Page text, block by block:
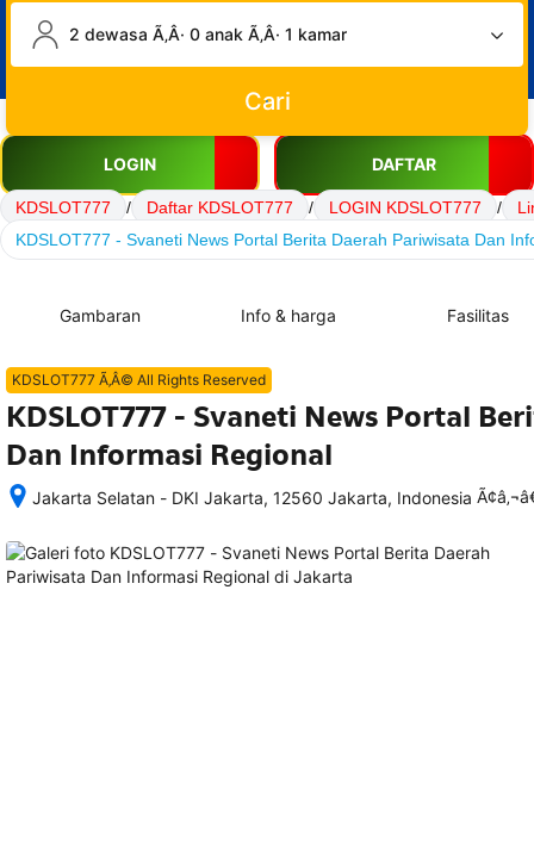
2 dewasa Ã‚Â· 0 anak Ã‚Â· 1 kamar
Cari
LOGIN DAFTAR
KDSLOT777 / Daftar KDSLOT777 / LOGIN KDSLOT777 /
KDSLOT777 - Svaneti News Portal Berita Daerah Pariwisata Dan
Gambaran Info & harga Fasilitas
KDSLOT777 Ã‚Â© All Rights Reserved
KDSLOT777 - Svaneti News Portal
Dan Informasi Regional
Jakarta Selatan - DKI Jakarta, 12560 Jakarta, Indonesia
memesan,
semua